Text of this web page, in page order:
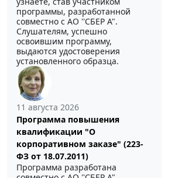
программы, разработанной
совместно с АО ''СБЕР А".
Слушателям, успешно
освоившим программу,
выдаются удостоверения
установленного образца.
11 августа 2026
Программа повышения
квалификации "О
корпоративном заказе" (223-
ФЗ от 18.07.2011)
Программа разработана